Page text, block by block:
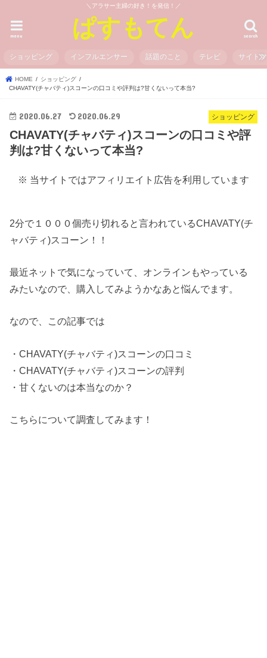
＼アラサー主婦の好き！を発信！／
ぱすもてん search
menu
ショッピング インフルエンサー 話題のこと テレビ サイト
HOME
ショッピング
CHAVATY(チャバティ)スコーンの口コミや評判は?甘くないって本当?
ショッピング
2020.06.27 2020.06.29
CHAVATY(チャバティ)スコーンの口コミや評
判は?甘くないって本当?
※ 当サイトではアフィリエイト広告を利用しています
2分で１０００個売り切れると言われているCHAVATY(チ
ャバティ)スコーン！！
最近ネットで気になっていて、オンラインもやっている
みたいなので、購入してみようかなあと悩んでます。
なので、この記事では
・CHAVATY(チャバティ)スコーンの口コミ
・CHAVATY(チャバティ)スコーンの評判
・甘くないのは本当なのか？
こちらについて調査してみます！